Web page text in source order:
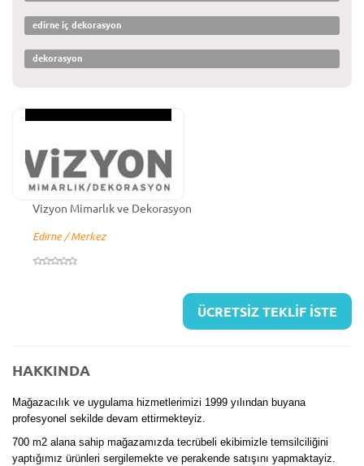
edirne iç dekorasyon
dekorasyon
Vizyon Mimarlık ve Dekorasyon
Edirne / Merkez
ÜCRETSİZ TEKLİF İSTE
HAKKINDA
Mağazacılık ve uygulama hizmetlerimizi 1999 yılından buyana
profesyonel sekilde devam ettirmekteyiz.
700 m2 alana sahip mağazamızda tecrübeli ekibimizle temsilciliğini
yaptığımız ürünleri sergilemekte ve perakende satışını yapmaktayiz.